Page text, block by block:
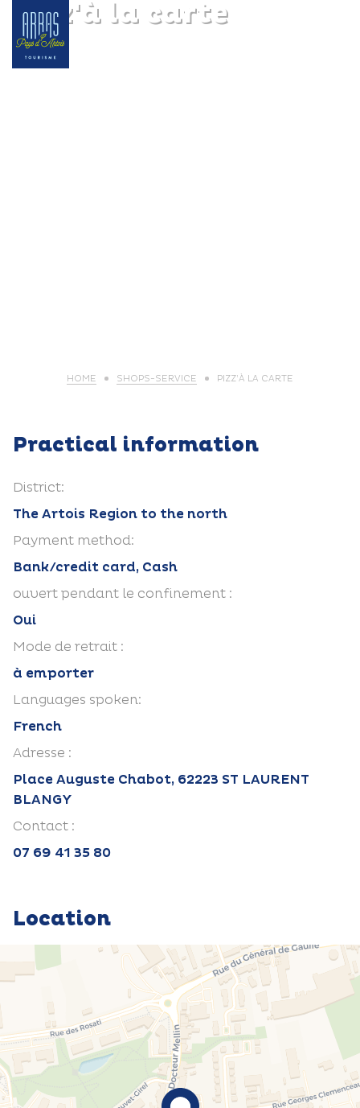
Pizz'à la carte
HOME SHOPS-SERVICE PIZZ’À LA CARTE
Practical information
District:
The Artois Region to the north
Payment method:
Bank/credit card, Cash
ouvert pendant le confinement :
Oui
Mode de retrait :
à emporter
Languages spoken:
French
Adresse :
Place Auguste Chabot, 62223 ST LAURENT
BLANGY
Contact :
07 69 41 35 80
Location